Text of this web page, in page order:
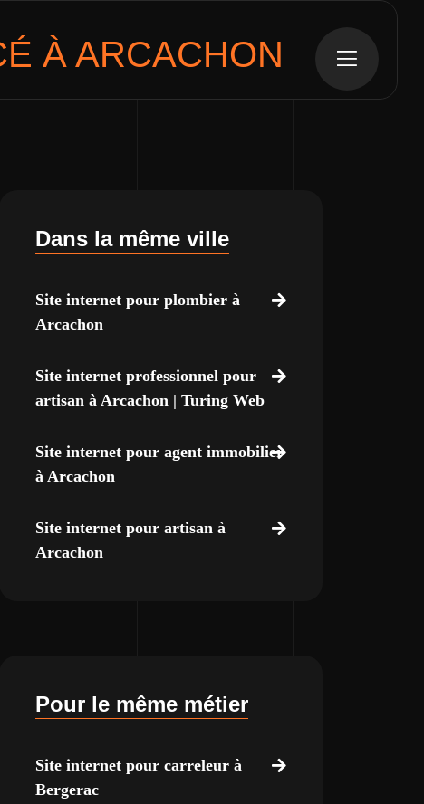
À ARCACHON
Dans la même ville
Site internet pour plombier à
Arcachon
Site internet professionnel pour
artisan à Arcachon | Turing Web
Site internet pour agent immobilier
à Arcachon
Site internet pour artisan à
Arcachon
Pour le même métier
Site internet pour carreleur à
Bergerac